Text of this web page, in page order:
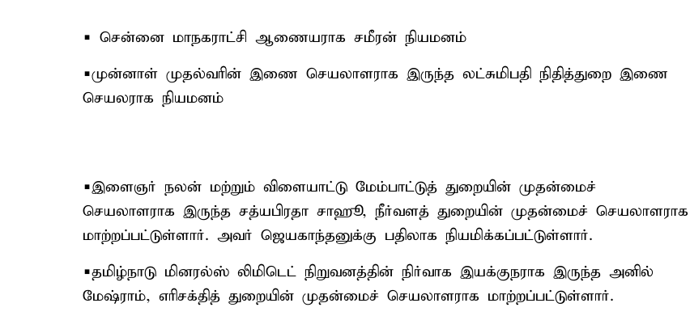
▪️ சென்னை மாநகராட்சி ஆணையராக சமீரன் நியமனம்
▪️முன்னாள் முதல்வரின் இணை செயலாளராக இருந்த லட்சுமிபதி நிதித்துறை இணை
செயலராக நியமனம்
▪️இளைஞர் நலன் மற்றும் விளையாட்டு மேம்பாட்டுத் துறையின் முதன்மைச்
செயலாளராக இருந்த சத்யபிரதா சாஹூ, நீர்வளத் துறையின் முதன்மைச் செயலாளராக
மாற்றப்பட்டுள்ளார். அவர் ஜெயகாந்தனுக்கு பதிலாக நியமிக்கப்பட்டுள்ளார்.
▪️தமிழ்நாடு மினரல்ஸ் லிமிடெட் நிறுவனத்தின் நிர்வாக இயக்குநராக இருந்த அனில்
மேஷ்ராம், எரிசக்தித் துறையின் முதன்மைச் செயலாளராக மாற்றப்பட்டுள்ளார்.